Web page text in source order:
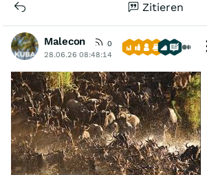
Zitieren
Malecon
0
28.06.26 08:48:14